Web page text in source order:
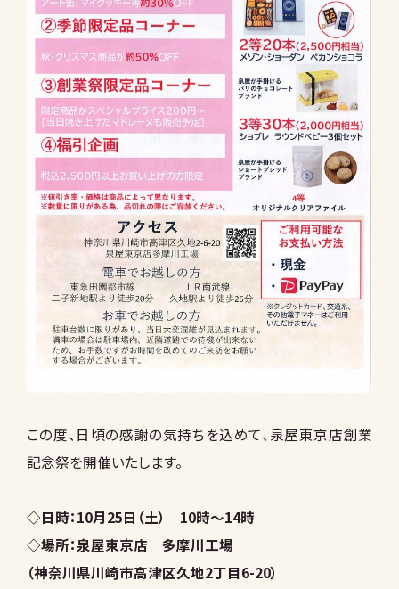
この度、日頃の感謝の気持ちを込めて、泉屋東京店創業
記念祭を開催いたします。
◇日時：10月25日（土） 10時～14時
◇場所：泉屋東京店 多摩川工場
（神奈川県川崎市高津区久地2丁目6-20）